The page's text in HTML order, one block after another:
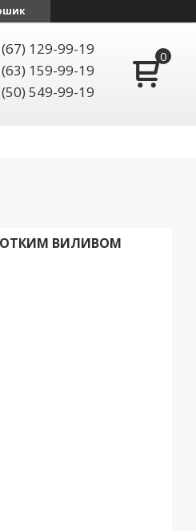
129-99-19
159-99-19
549-99-19
ВИЛИВОМ